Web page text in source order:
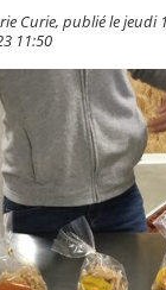
Curie, publié le jeudi
11:50